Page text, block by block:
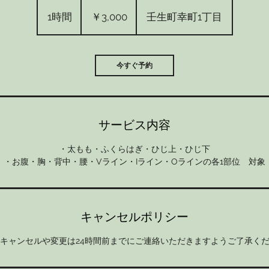
1時間
時
￥3,000 壬生町幸町1丁目
今すぐ予約
サービス内容
・太もも・ふくらはぎ・ひじ上・ひじ下
・お腹・胸・背中・腰・Vライン・Iライン・Oラインの各1部位 対象
キャンセルポリシー
ャンセルや変更は24時間前までにご連絡いただきますようご了承く